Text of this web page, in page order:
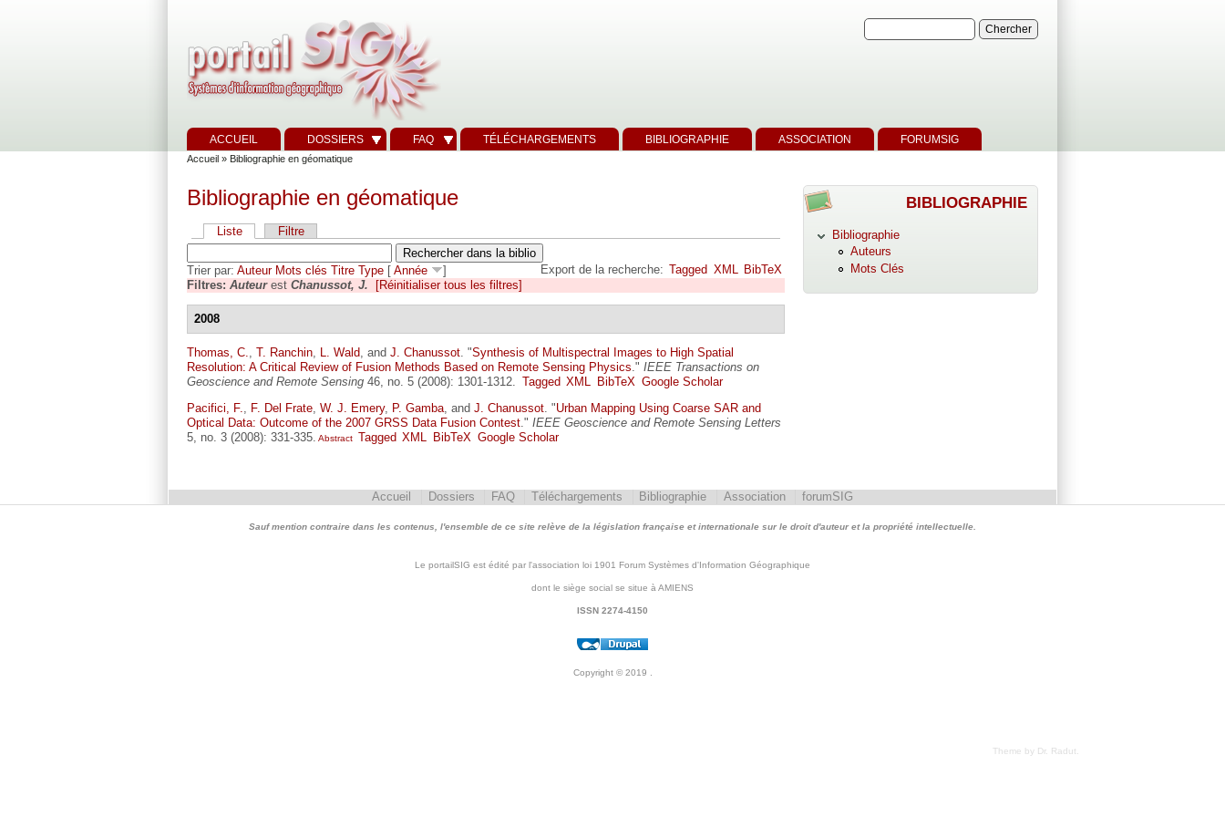
ACCUEIL DOSSIERS FAQ TÉLÉCHARGEMENTS BIBLIOGRAPHIE ASSOCIATION FORUMSIG
Accueil » Bibliographie en géomatique
Bibliographie en géomatique
Liste Filtre
Export de la recherche: Tagged XML BibTeX
Trier par: Auteur Mots clés Titre Type [ Année
]
Filtres: Auteurest Chanussot, J. [Réinitialiser tous les filtres]
2008
Thomas, C. T. Ranchin L. Wald , and J. Chanussot "Synthesis of Multispectral Images to High Spatial
Resolution: A Critical Review of Fusion Methods Based on Remote Sensing Physics ." IEEE Transactions on
Geoscience and Remote Sensing 46, no. 5 (2008): 1301-1312. Tagged XML BibTeX Google Scholar
Pacifici, F., F. Del Frate, W. J. Emery, P. Gamba, and J. Chanussot. "Urban Mapping Using Coarse SAR and
Optical Data: Outcome of the 2007 GRSS Data Fusion Contest." IEEE Geoscience and Remote Sensing Letters
5, no. 3 (2008): 331-335. Abstract Tagged XML BibTeX Google Scholar
BIBLIOGRAPHIE
Bibliographie
Auteurs
Mots Clés
Accueil Dossiers FAQ Téléchargements Bibliographie Association forumSIG
Sauf mention contraire dans les contenus, l'ensemble de ce site relève de la législation française et internationale sur le droit d'auteur et la propriété intellectuelle.
Le portailSIG est édité par l'association loi 1901 Forum Systèmes d'Information Géographique
dont le siège social se situe à AMIENS
ISSN 2274-4150
Copyright © 2019
Theme by Dr. Radut